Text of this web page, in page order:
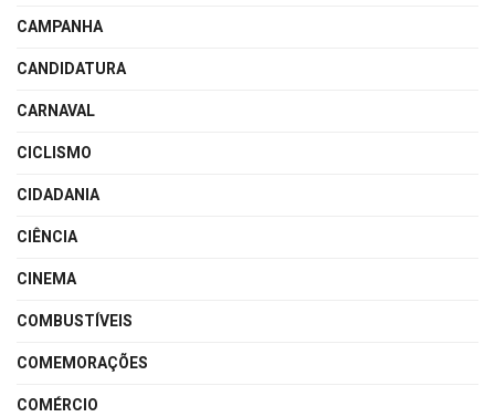
CAMPANHA
CANDIDATURA
CARNAVAL
CICLISMO
CIDADANIA
CIÊNCIA
CINEMA
COMBUSTÍVEIS
COMEMORAÇÕES
COMÉRCIO